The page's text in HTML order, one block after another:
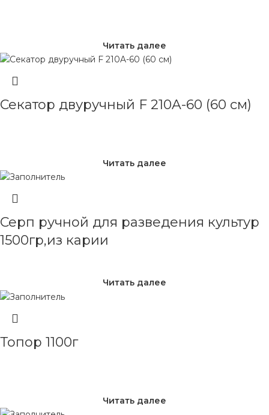
Читать далее
Секатор двуручный F 210A-60 (60 см)
Читать далее
Серп ручной для разведения культур
1500гр,из карии
Читать далее
Топор 1100г
Читать далее